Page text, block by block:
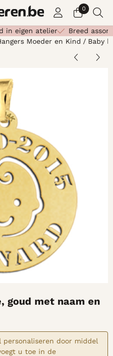
Kies instellingen of
0
in eigen atelier
Breed
Moeder en Kind / Baby
goud met naam en
door middel
u toe in de